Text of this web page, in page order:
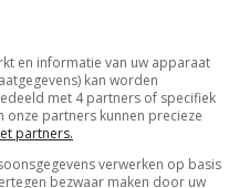
zone Houten
zone wettelijk of
en informatie van uw apparaat
kan worden
met 4 partners of specifiek
partners kunnen precieze
partners.
verwerken op basis
bezwaar maken door uw